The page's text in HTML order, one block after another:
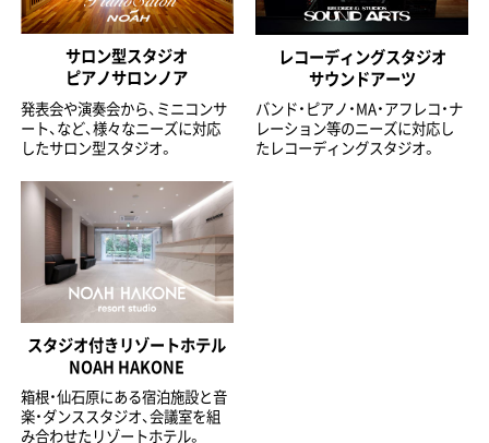
サロン型スタジオ
ピアノサロンノア
発表会や演奏会から、ミニコンサ
ート、など、様々なニーズに対応
したサロン型スタジオ。
レコーディングスタジオ
サウンドアーツ
バンド・ピアノ・MA・アフレコ・ナ
レーション等のニーズに対応し
たレコーディングスタジオ。
スタジオ付きリゾートホテル
NOAH HAKONE
箱根・仙石原にある宿泊施設と音
楽・ダンススタジオ、会議室を組
み合わせたリゾートホテル。